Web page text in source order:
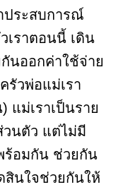
ประสบการณ์
เราตอนนี้ เดิน
นออกค่าใช้จ่าย
รัวพ่อแม่เรา
แม่เราเป็นราย
วนตัว แต่ไม่มี
ร้อมกัน ช่วยกัน
นใจช่วยกันให้